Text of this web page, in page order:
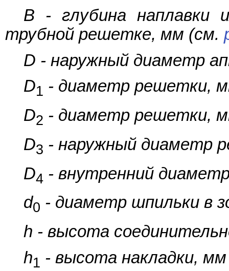
B - глубина наплавки
трубной решетке, мм (см.
D - наружный диаметр
D1 - диаметр решетки,
D2 - диаметр решетки,
D3 - наружный диаметр
D4 - внутренний
d0 - диаметр шпильки в
h - высота
h1 - высота накладки,